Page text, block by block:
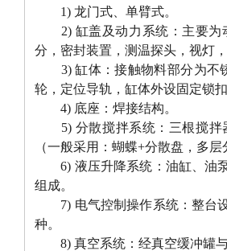
1) 龙门式、单臂式。
2) 缸盖及动力系统：主要为
分，密封装置，测温探头，视灯
3) 缸体：接触物料部分为不
轮，定位导轨，缸体外设固定锁扣
4) 底座：焊接结构。
5) 分散搅拌系统：三根搅拌
（一般采用：蝴蝶+分散盘，多层
6) 液压升降系统：油缸、油泵
组成。
7) 电气控制操作系统：整台设
种。
8) 真空系统：经真空缓冲罐与